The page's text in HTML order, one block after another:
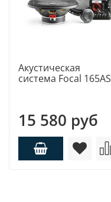
Акустическая
система Focal 165AS
15 580 руб